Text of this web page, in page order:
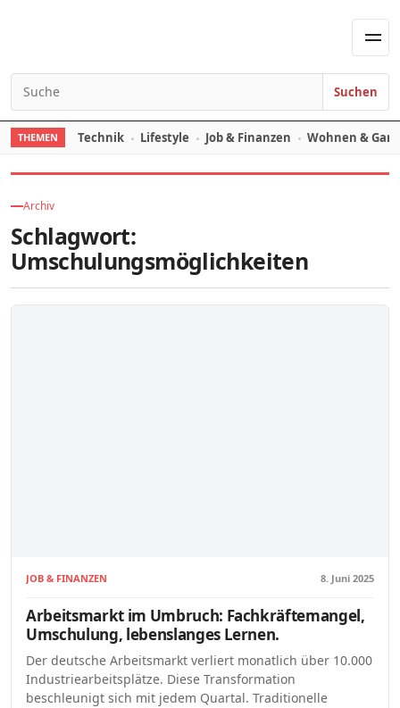
Search for:
Suchen
THEMEN Technik Lifestyle Job & Finanzen Wohnen &
Archiv
Schlagwort:
Umschulungsmöglichkeiten
JOB & FINANZEN 8. Juni 2025
Arbeitsmarkt im Umbruch: Fachkräftemangel,
Umschulung, lebenslanges Lernen.
Der deutsche Arbeitsmarkt verliert monatlich über 10.000
Industriearbeitsplätze. Diese Transformation
beschleunigt sich mit jedem Quartal. Traditionelle